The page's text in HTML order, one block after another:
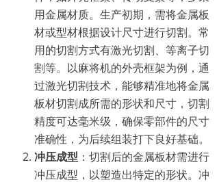
用金属材质。生产初期，需将金属板
材或型材根据设计尺寸进行切割。常
用的切割方式有激光切割、等离子切
割等。以麻将机的外壳框架为例，通
过激光切割技术，能够精准地将金属
板材切割成所需的形状和尺寸，切割
精度可达毫米级，确保零部件的尺寸
准确性，为后续组装打下良好基础。
冲压成型 ：切割后的金属板材需进行
冲压成型，以塑造出特定的形状。冲